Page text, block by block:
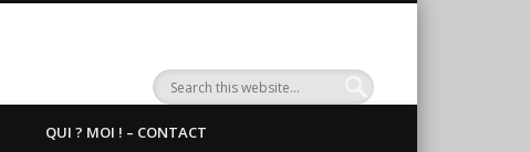
QUI ? MOI ! – CONTACT